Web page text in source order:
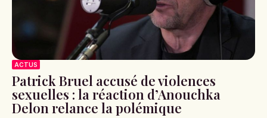
ACTUS
Patrick Bruel accusé de violences
sexuelles : la réaction d’Anouchka
Delon relance la polémique